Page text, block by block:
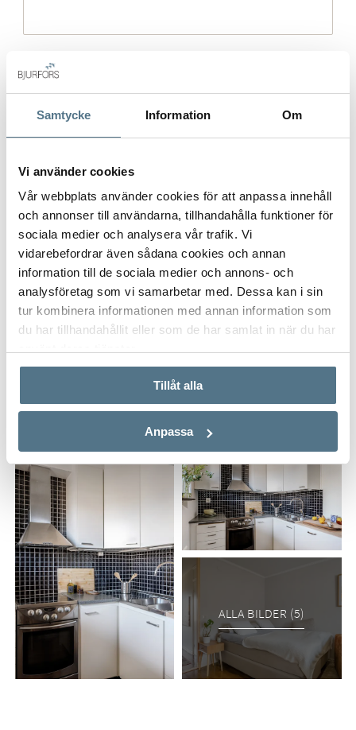
Samtycke Information Om
Vi använder cookies
Vår webbplats använder cookies för att anpassa innehåll
och annonser till användarna, tillhandahålla funktioner för
sociala medier och analysera vår trafik. Vi
vidarebefordrar även sådana cookies och annan
information till de sociala medier och annons- och
analysföretag som vi samarbetar med. Dessa kan i sin
tur kombinera informationen med annan information som
du har tillhandahållit eller som de har samlat in när du har
Tillåt alla
Anpassa
Postnummer*
Ange ditt postnummer (5 siffror utan mellanslag)
ALLA BILDER (5)